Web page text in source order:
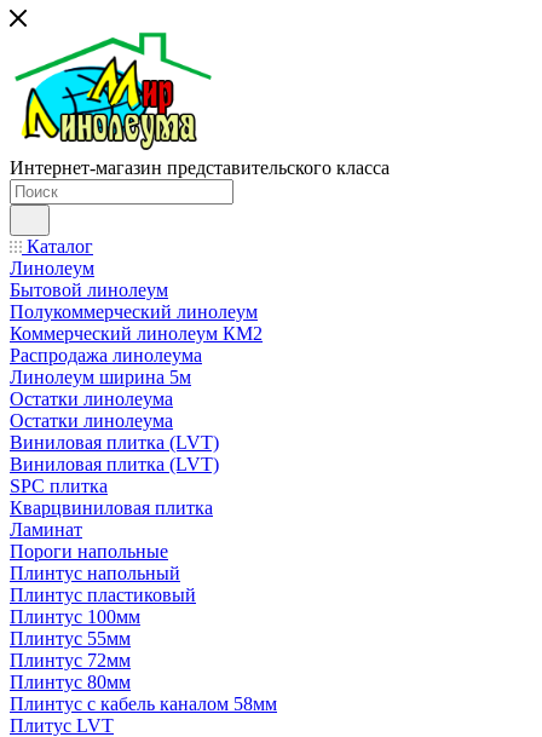
Интернет-магазин представительского класса
Каталог
Линолеум
Бытовой линолеум
Полукоммерческий линолеум
Коммерческий линолеум КМ2
Распродажа линолеума
Линолеум ширина 5м
Остатки линолеума
Остатки линолеума
Виниловая плитка (LVT)
Виниловая плитка (LVT)
SPC плитка
Кварцвиниловая плитка
Ламинат
Пороги напольные
Плинтус напольный
Плинтус пластиковый
Плинтус 100мм
Плинтус 55мм
Плинтус 72мм
Плинтус 80мм
Плинтус с кабель каналом 58мм
Плитус LVT